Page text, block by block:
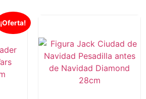
¡Oferta!